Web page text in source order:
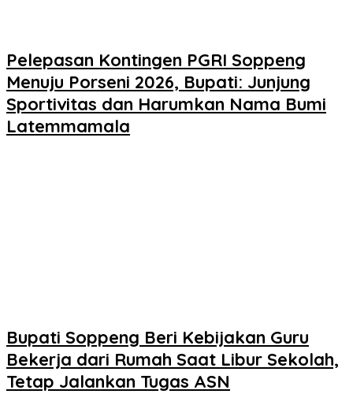
Pelepasan Kontingen PGRI Soppeng
Menuju Porseni 2026, Bupati: Junjung
Sportivitas dan Harumkan Nama Bumi
Latemmamala
Bupati Soppeng Beri Kebijakan Guru
Bekerja dari Rumah Saat Libur Sekolah,
Tetap Jalankan Tugas ASN